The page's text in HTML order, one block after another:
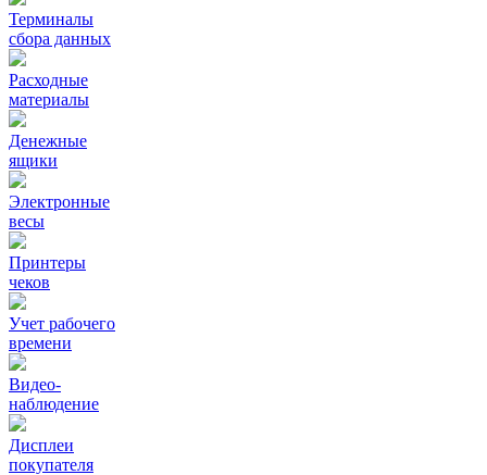
Терминалы
сбора данных
Расходные
материалы
Денежные
ящики
Электронные
весы
Принтеры
чеков
Учет рабочего
времени
Видео‑
наблюдение
Дисплеи
покупателя